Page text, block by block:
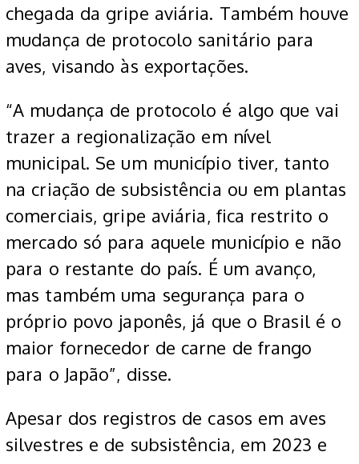
chegada da gripe aviária. Também houve
mudança de protocolo sanitário para
aves, visando às exportações.
“A mudança de protocolo é algo que vai
trazer a regionalização em nível
municipal. Se um município tiver, tanto
na criação de subsistência ou em plantas
comerciais, gripe aviária, fica restrito o
mercado só para aquele município e não
para o restante do país. É um avanço,
mas também uma segurança para o
próprio povo japonês, já que o Brasil é o
maior fornecedor de carne de frango
para o Japão”, disse.
Apesar dos registros de casos em aves
silvestres e de subsistência, em 2023 e